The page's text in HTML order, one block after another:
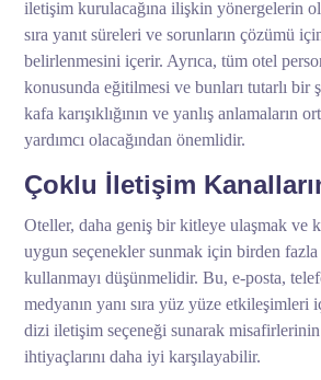
iletişim kurulacağına ilişkin yönergelerin
sıra yanıt süreleri ve sorunların çözümü
belirlenmesini içerir. Ayrıca, tüm otel
konusunda eğitilmesi ve bunları tutarlı bir
kafa karışıklığının ve yanlış anlamaların
yardımcı olacağından önemlidir.
Çoklu İletişim
Oteller, daha geniş bir kitleye ulaşmak ve
uygun seçenekler sunmak için birden
kullanmayı düşünmelidir. Bu, e-posta,
medyanın yanı sıra yüz yüze
dizi iletişim seçeneği sunarak
ihtiyaçlarını daha iyi karşılayabilir.